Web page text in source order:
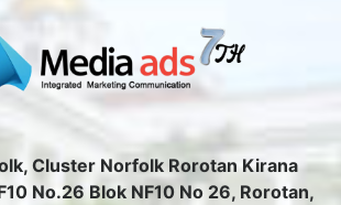
Cluster Norfolk Rorotan Kirana
No.26 Blok NF10 No 26, Rorotan,